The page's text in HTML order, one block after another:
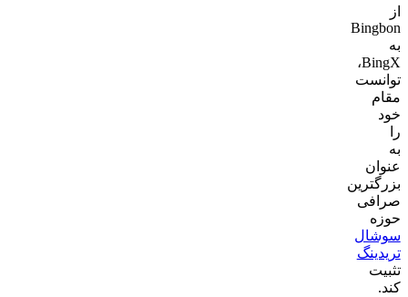
از
Bingbon
به
BingX،
توانست
مقام
خود
را
به
عنوان
بزرگترین
صرافی
حوزه
سوشال
تریدینگ
تثبیت
کند.